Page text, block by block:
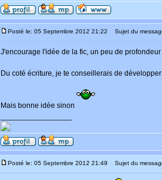
Posté le: 05 Septembre 2012 21:22 Sujet du
J'encourage l'idée de la fic, un peu de
Du coté écriture, je te conseillerais de
Mais bonne idée sinon
Posté le: 05 Septembre 2012 21:49 Sujet du